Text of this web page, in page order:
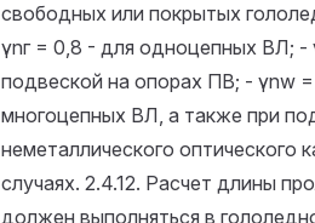
свободных или покрытых
γnг = 0,8 - для одноцепных ВЛ;
подвеской на опорах ПВ; - γnw
многоцепных ВЛ, а также при
неметаллического оптического
случаях. 2.4.12. Расчет длины
должен выполняться в